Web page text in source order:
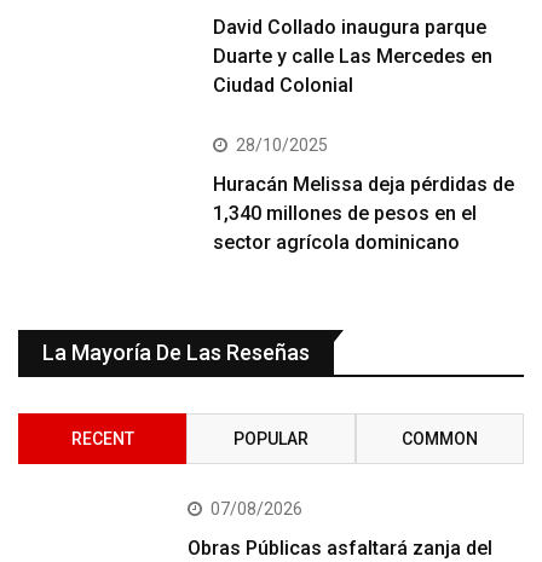
David Collado inaugura parque
Duarte y calle Las Mercedes en
Ciudad Colonial
28/10/2025
Huracán Melissa deja pérdidas de
1,340 millones de pesos en el
sector agrícola dominicano
La Mayoría De Las Reseñas
RECENT POPULAR COMMON
07/08/2026
Obras Públicas asfaltará zanja del